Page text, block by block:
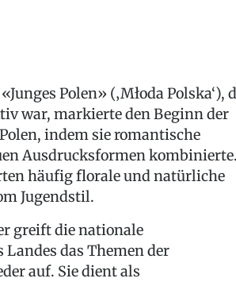
Polen» (‚Młoda Polska‘),
war, markierte den Beginn der
indem sie romantische
Ausdrucksformen kombinierte.
häufig florale und natürliche
Jugendstil.
greift die nationale
das Themen der
auf. Sie dient als